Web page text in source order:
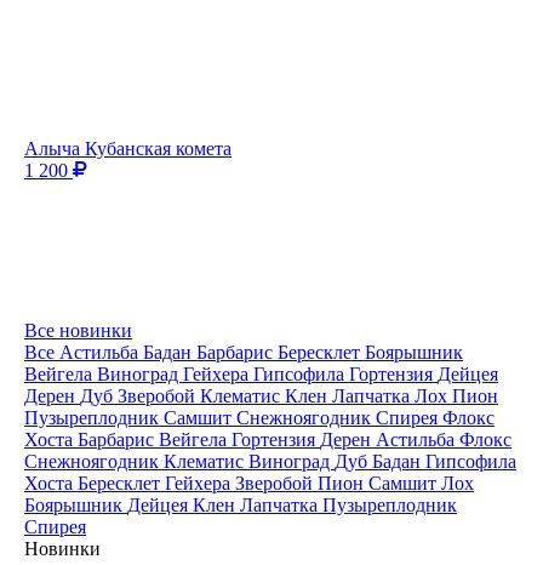
Алыча Кубанская комета
1 200
Все новинки
Все Астильба Бадан Барбарис Бересклет Боярышник
Вейгела Виноград Гейхера Гипсофила Гортензия Дейцея
Дерен Дуб Зверобой Клематис Клен Лапчатка Лох Пион
Пузыреплодник Самшит Снежноягодник Спирея Флокс
Хоста Барбарис Вейгела Гортензия Дерен Астильба Флокс
Снежноягодник Клематис Виноград Дуб Бадан Гипсофила
Хоста Бересклет Гейхера Зверобой Пион Самшит Лох
Боярышник Дейцея Клен Лапчатка Пузыреплодник
Спирея
Новинки